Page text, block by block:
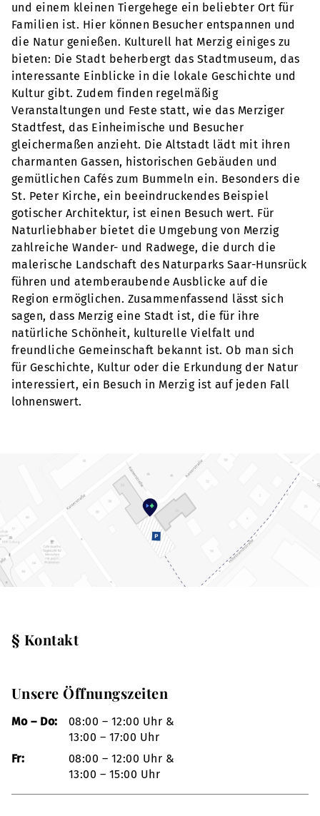
und einem kleinen Tiergehege ein beliebter Ort für
Familien ist. Hier können Besucher entspannen und
die Natur genießen. Kulturell hat Merzig einiges zu
bieten: Die Stadt beherbergt das Stadtmuseum, das
interessante Einblicke in die lokale Geschichte und
Kultur gibt. Zudem finden regelmäßig
Veranstaltungen und Feste statt, wie das Merziger
Stadtfest, das Einheimische und Besucher
gleichermaßen anzieht. Die Altstadt lädt mit ihren
charmanten Gassen, historischen Gebäuden und
gemütlichen Cafés zum Bummeln ein. Besonders die
St. Peter Kirche, ein beeindruckendes Beispiel
gotischer Architektur, ist einen Besuch wert. Für
Naturliebhaber bietet die Umgebung von Merzig
zahlreiche Wander- und Radwege, die durch die
malerische Landschaft des Naturparks Saar-Hunsrück
führen und atemberaubende Ausblicke auf die
Region ermöglichen. Zusammenfassend lässt sich
sagen, dass Merzig eine Stadt ist, die für ihre
natürliche Schönheit, kulturelle Vielfalt und
freundliche Gemeinschaft bekannt ist. Ob man sich
für Geschichte, Kultur oder die Erkundung der Natur
interessiert, ein Besuch in Merzig ist auf jeden Fall
lohnenswert.
§ Kontakt
Unsere Öffnungszeiten
Mo – Do:
08:00 – 12:00 Uhr &
13:00 – 17:00 Uhr
Fr:
08:00 – 12:00 Uhr &
13:00 – 15:00 Uhr